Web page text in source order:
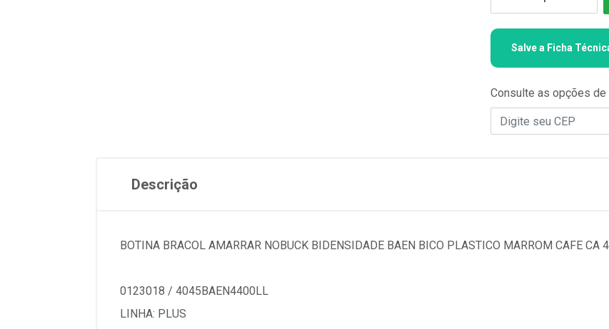
Salve a Ficha
Consulte as opções de
Descrição
BOTINA BRACOL AMARRAR NOBUCK BIDENSIDADE BAEN BICO PLASTICO MARROM CAFE CA
0123018 / 4045BAEN4400LL
LINHA: PLUS